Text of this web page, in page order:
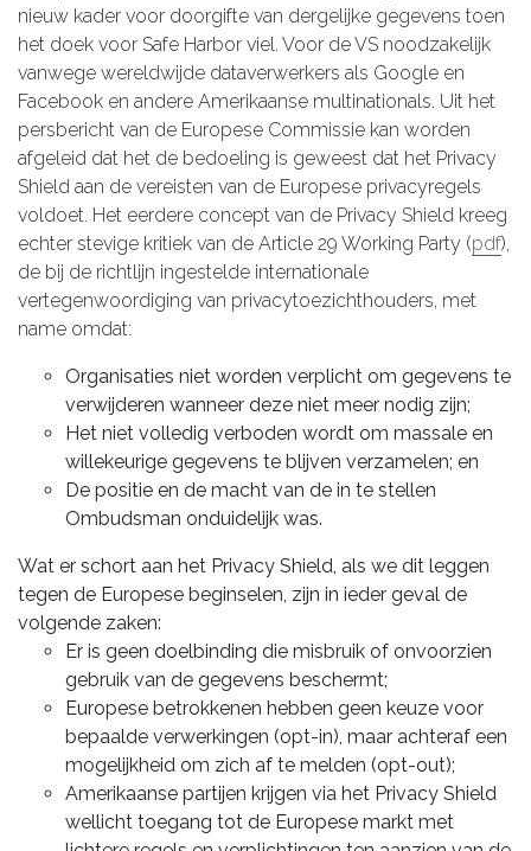
nieuw kader voor doorgifte van dergelijke gegevens toen
het doek voor Safe Harbor viel. Voor de VS noodzakelijk
vanwege wereldwijde dataverwerkers als Google en
Facebook en andere Amerikaanse multinationals. Uit het
persbericht van de Europese Commissie kan worden
afgeleid dat het de bedoeling is geweest dat het Privacy
Shield aan de vereisten van de Europese privacyregels
voldoet. Het eerdere concept van de Privacy Shield kreeg
echter stevige kritiek van de Article 29 Working Party (pdf),
de bij de richtlijn ingestelde internationale
vertegenwoordiging van privacytoezichthouders, met
name omdat:
Organisaties niet worden verplicht om gegevens te
verwijderen wanneer deze niet meer nodig zijn;
Het niet volledig verboden wordt om massale en
willekeurige gegevens te blijven verzamelen; en
De positie en de macht van de in te stellen
Ombudsman onduidelijk was.
Wat er schort aan het Privacy Shield, als we dit leggen
tegen de Europese beginselen, zijn in ieder geval de
volgende zaken:
Er is geen doelbinding die misbruik of onvoorzien
gebruik van de gegevens beschermt;
Europese betrokkenen hebben geen keuze voor
bepaalde verwerkingen (opt-in), maar achteraf een
mogelijkheid om zich af te melden (opt-out);
Amerikaanse partijen krijgen via het Privacy Shield
wellicht toegang tot de Europese markt met